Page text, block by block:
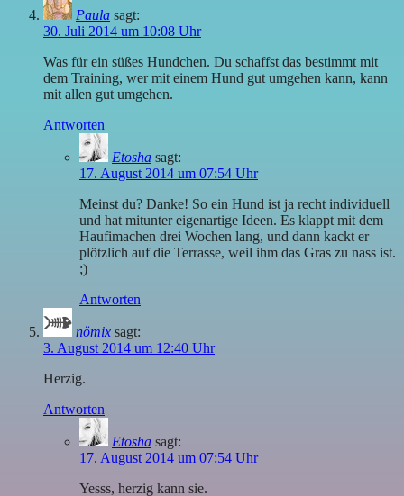
Paula sagt:
30. Juli 2014 um 10:08 Uhr
Was für ein süßes Hundchen. Du schaffst das bestimmt mit
dem Training, wer mit einem Hund gut umgehen kann, kann
mit allen gut umgehen.
Antworten
Etosha sagt:
17. August 2014 um 07:54 Uhr
Meinst du? Danke! So ein Hund ist ja recht individuell
und hat mitunter eigenartige Ideen. Es klappt mit dem
Haufimachen drei Wochen lang, und dann kackt er
plötzlich auf die Terrasse, weil ihm das Gras zu nass ist.
;)
Antworten
nömix sagt:
3. August 2014 um 12:40 Uhr
Herzig.
Antworten
Etosha sagt:
17. August 2014 um 07:54 Uhr
Yesss, herzig kann sie.